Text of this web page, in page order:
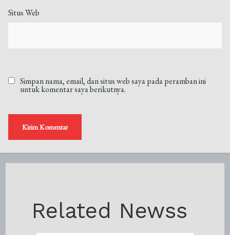
Situs Web
Simpan nama, email, dan situs web saya pada peramban ini
untuk komentar saya berikutnya.
Related Newss